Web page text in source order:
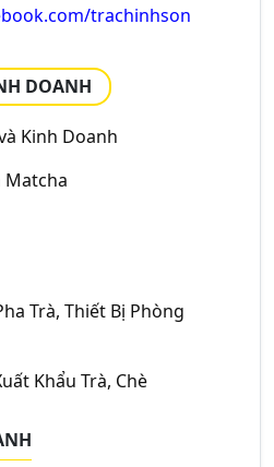
trachinhson
DOANH
Kinh Doanh
Matcha
Trà, Thiết Bị Phòng
Khẩu Trà, Chè